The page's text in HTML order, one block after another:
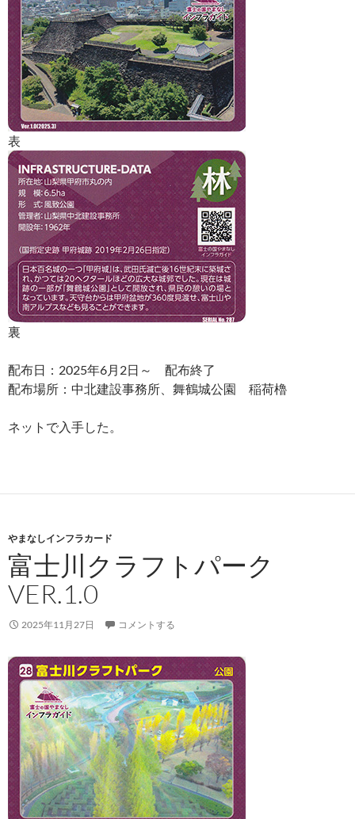
表
裏
配布日：2025年6月2日～ 配布終了
配布場所：中北建設事務所、舞鶴城公園 稲荷櫓
ネットで入手した。
やまなしインフラカード
富士川クラフトパーク
VER.1.0
2025年11月27日 コメントする